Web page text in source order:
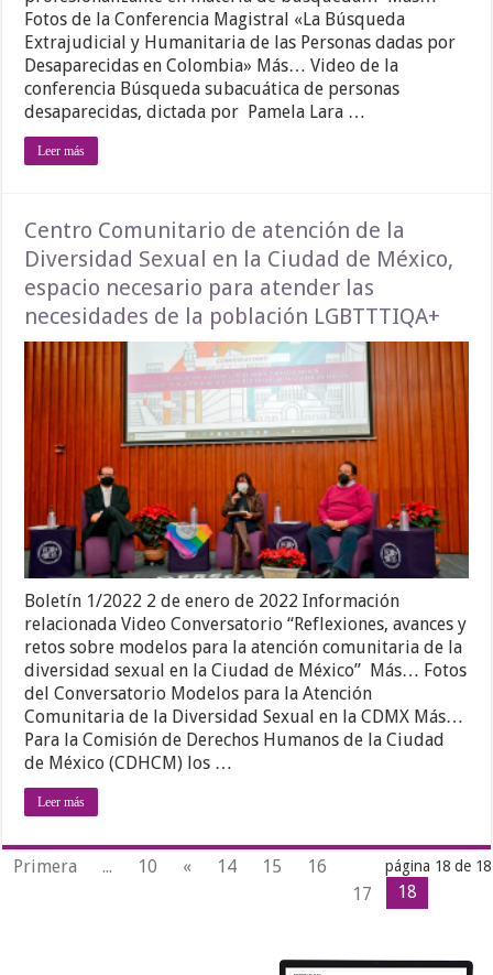
Fotos de la Conferencia Magistral «La Búsqueda
Extrajudicial y Humanitaria de las Personas dadas por
Desaparecidas en Colombia» Más… Video de la
conferencia Búsqueda subacuática de personas
desaparecidas, dictada por Pamela Lara …
Leer más
Centro Comunitario de atención de la
Diversidad Sexual en la Ciudad de México,
espacio necesario para atender las
necesidades de la población LGBTTTIQA+
Boletín 1/2022 2 de enero de 2022 Información
relacionada Video Conversatorio “Reflexiones, avances y
retos sobre modelos para la atención comunitaria de la
diversidad sexual en la Ciudad de México” Más… Fotos
del Conversatorio Modelos para la Atención
Comunitaria de la Diversidad Sexual en la CDMX Más…
Para la Comisión de Derechos Humanos de la Ciudad
de México (CDHCM) los …
Leer más
página 18 de 18
Primera ... 10 « 14 15
16
17
18